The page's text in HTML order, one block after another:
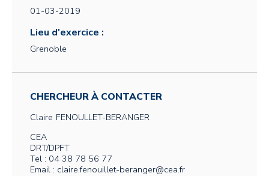
01-03-2019
Lieu d'exercice :
Grenoble
CHERCHEUR À CONTACTER
Claire FENOULLET-BERANGER
CEA
DRT/DPFT
Tel : 04 38 78 56 77
Email : claire.fenouillet-beranger@cea.fr